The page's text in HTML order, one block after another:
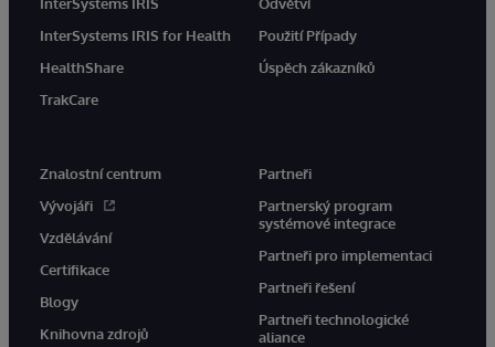
InterSystems IRIS for Health
HealthShare
TrakCare
Použití Případy
Úspěch zákazníků
Znalostní centrum
Vývojáři
Vzdělávání
Certifikace
Blogy
Knihovna zdrojů
Partneři
Partnerský program
systémové integrace
Partneři pro implementaci
Partneři řešení
Partneři technologické
aliance